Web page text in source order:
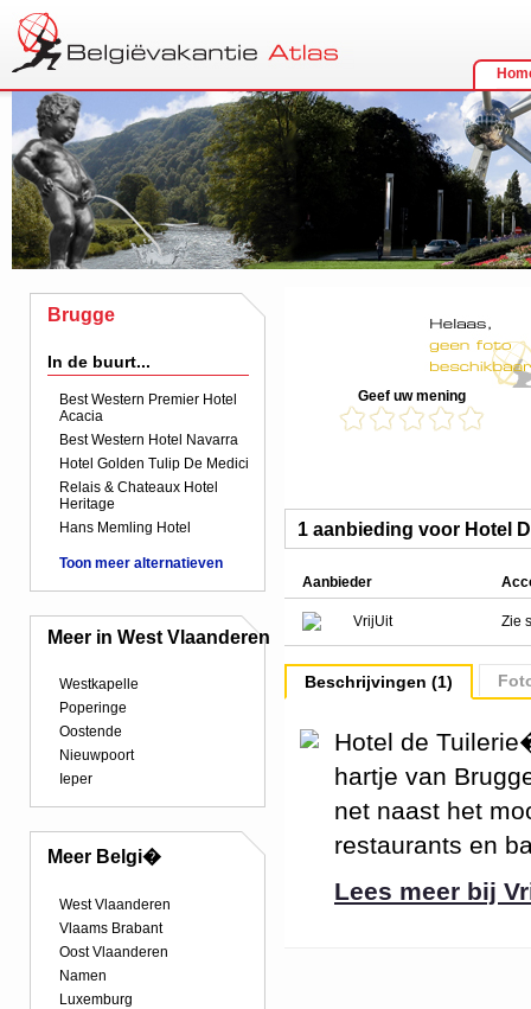
Brugge
In de buurt...
Best Western Premier Hotel
Acacia
Best Western Hotel Navarra
Hotel Golden Tulip De Medici
Relais & Chateaux Hotel
Heritage
Hans Memling Hotel
Toon meer alternatieven
Meer in West Vlaanderen
Westkapelle
Poperinge
Oostende
Nieuwpoort
Ieper
Meer Belgi�
West Vlaanderen
Vlaams Brabant
Oost Vlaanderen
Namen
Luxemburg
Geef uw mening
1 aanbieding voor Hotel
Aanbieder
VrijUit Zie
Beschrijvingen (1)
Hotel de
hartje van
net naast het
restaurants en
Lees meer bij